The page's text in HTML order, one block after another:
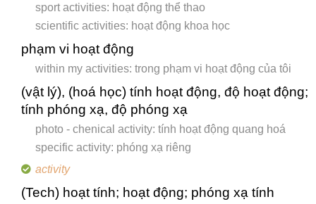
sport activities: hoạt động thể thao
scientific activities: hoạt động khoa học
phạm vi hoạt động
within my activities: trong phạm vi hoạt động của tôi
(vật lý), (hoá học) tính hoạt động, độ hoạt động;
tính phóng xạ, độ phóng xạ
photo - chenical activity: tính hoạt động quang hoá
specific activity: phóng xạ riêng
activity
(Tech) hoạt tính; hoạt động; phóng xạ tính